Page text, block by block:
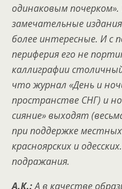
одинаковым
замечательные
более интересные. И с
периферия его не
каллиграфии
что журнал «День и
пространстве СНГ) и
сияние» выходят
при поддержке
красноярских и
подражания.
А.К.:А в качестве